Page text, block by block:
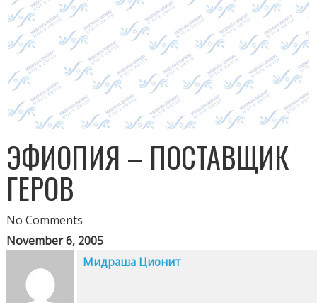
ЭФИОПИЯ – ПОСТАВЩИК
ГЕРОВ
No Comments
November 6, 2005
Мидраша Ционит